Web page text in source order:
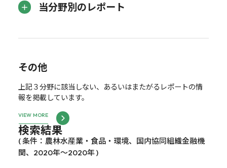
当分野別のレポート
その他
上記３分野に該当しない、あるいはまたがるレポートの情
報を掲載しています。
VIEW MORE
検索結果
( 条件：農林水産業・食品・環境、国内協同組織金融機
関、2020年～2020年 )